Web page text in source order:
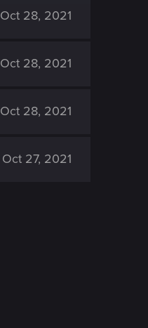
Oct 28, 2021
Oct 28, 2021
Oct 28, 2021
Oct 27, 2021